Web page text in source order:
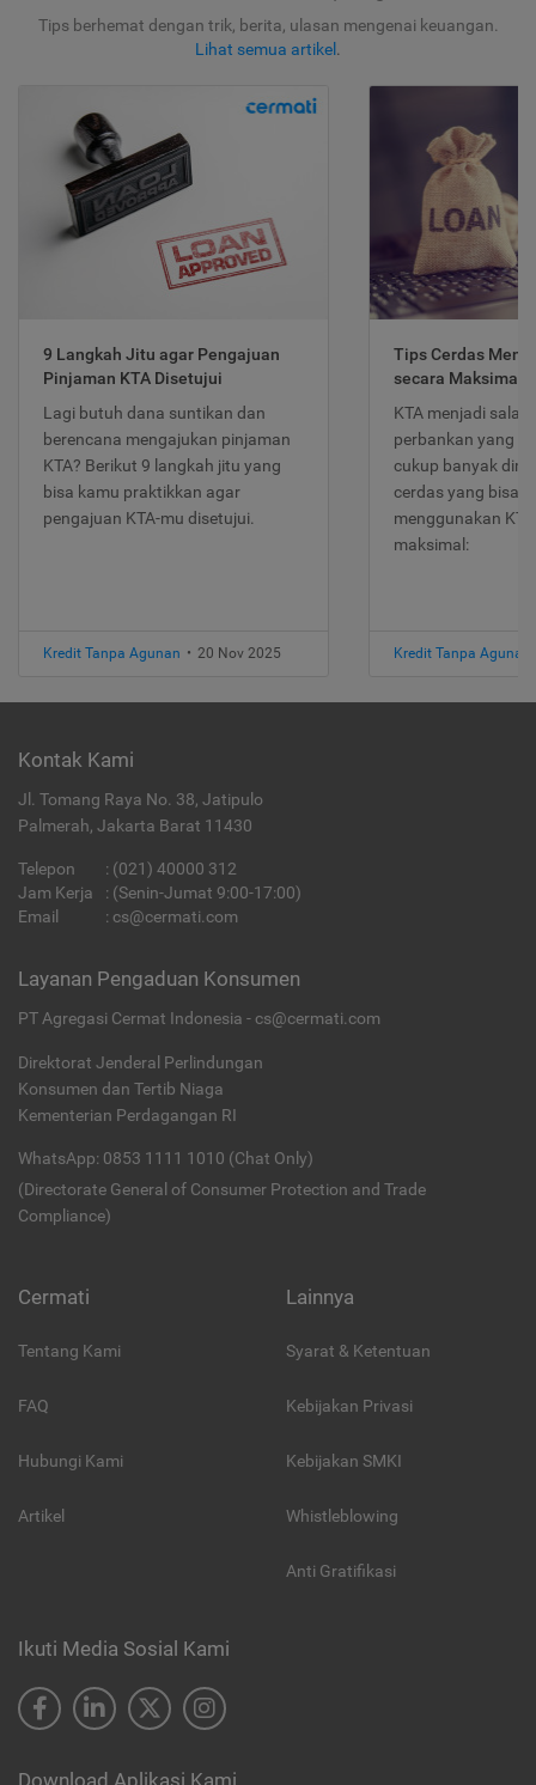
Tips berhemat dengan trik, berita, ulasan mengenai keuangan.
Lihat semua artikel .
9 Langkah Jitu agar Pengajuan
Pinjaman KTA Disetujui
Lagi butuh dana suntikan dan
berencana mengajukan pinjaman
KTA? Berikut 9 langkah jitu yang
bisa kamu praktikkan agar
pengajuan KTA-mu disetujui.
Kredit Tanpa Agunan • 20 Nov 2025
Tips Cerdas
secara Maksimal
KTA menjadi
perbankan yang
cukup banyak
cerdas yang bisa
menggunakan
maksimal:
Kredit Tanpa Agunan
Kontak Kami
Jl. Tomang Raya No. 38, Jatipulo
Palmerah, Jakarta Barat 11430
Telepon : (021) 40000 312
Jam Kerja
: (Senin-Jumat 9:00-17:00)
Email
: cs@cermati.com
Layanan Pengaduan Konsumen
PT Agregasi Cermat Indonesia - cs@cermati.com
Direktorat Jenderal Perlindungan
Konsumen dan Tertib Niaga
Kementerian Perdagangan RI
WhatsApp: 0853 1111 1010 (Chat Only)
(Directorate General of Consumer Protection and Trade
Compliance)
Cermati
Tentang Kami
FAQ
Hubungi Kami
Artikel
Lainnya
Syarat & Ketentuan
Kebijakan Privasi
Kebijakan SMKI
Whistleblowing
Anti Gratifikasi
Ikuti Media Sosial Kami
Download Aplikasi Kami